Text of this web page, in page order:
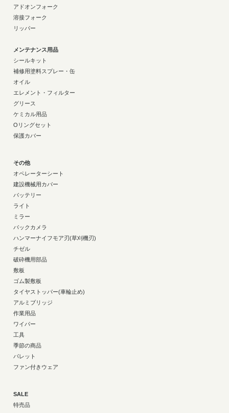
アドオンフォーク
溶接フォーク
リッパー
メンテナンス用品
シールキット
補修用塗料スプレー・缶
オイル
エレメント・フィルター
グリース
ケミカル用品
Oリングセット
保護カバー
その他
オペレーターシート
建設機械用カバー
バッテリー
ライト
ミラー
バックカメラ
ハンマーナイフモア刃(草刈機刃)
チゼル
破砕機用部品
敷板
ゴム製敷板
タイヤストッパー(車輪止め)
アルミブリッジ
作業用品
ワイパー
工具
季節の商品
パレット
ファン付きウェア
SALE
特売品